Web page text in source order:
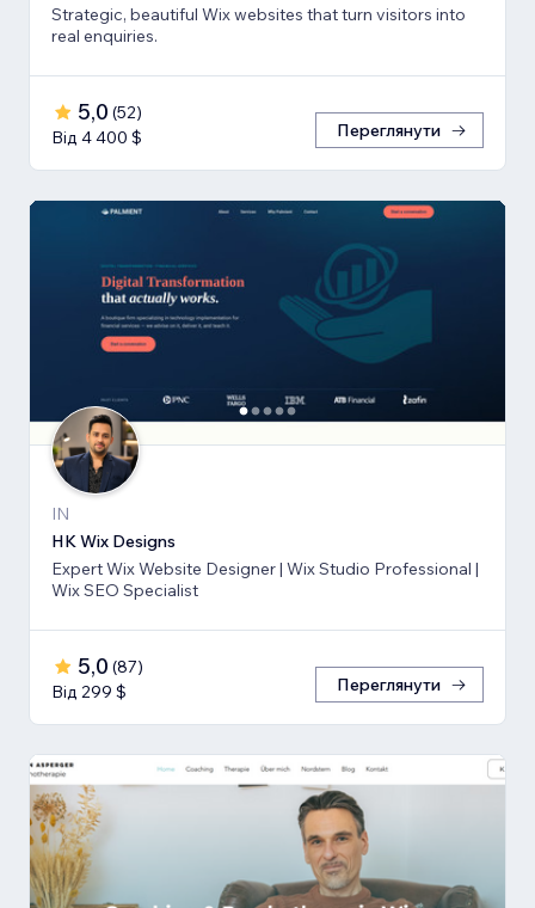
Strategic, beautiful Wix websites that turn visitors into
real enquiries.
5,0 (52)
Від 4 400 $
Переглянути
IN
HK Wix Designs
Expert Wix Website Designer | Wix Studio Professional |
Wix SEO Specialist
5,0 (87)
Від 299 $
Переглянути